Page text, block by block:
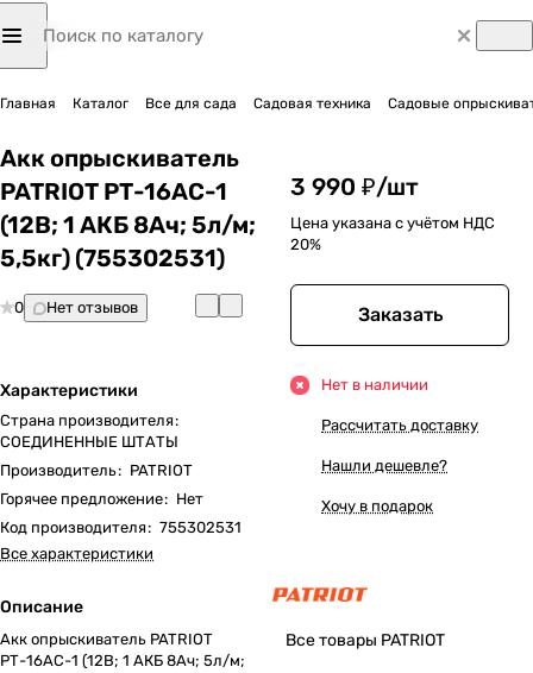
Главная Каталог Все для сада Садовая техника Садовые
Акк опрыскиватель
PATRIOT РТ-16AC-1
(12В; 1 АКБ 8Ач; 5л/м;
5,5кг) (755302531)
0 Нет отзывов
Характеристики
Страна производителя:
СОЕДИНЕННЫЕ ШТАТЫ
Производитель: PATRIOT
Горячее предложение: Нет
Код производителя: 755302531
Все характеристики
Описание
Акк опрыскиватель PATRIOT
РТ-16AC-1 (12В; 1 АКБ 8Ач; 5л/м;
3 990 ₽/шт
Цена указана с учётом НДС
20%
Заказать
Нет в наличии
Рассчитать доставку
Нашли дешевле?
Хочу в подарок
Все товары PATRIOT